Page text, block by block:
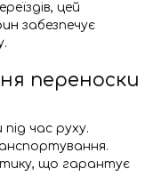
цей
забезпечує
переноски
під час руху.
що гарантує